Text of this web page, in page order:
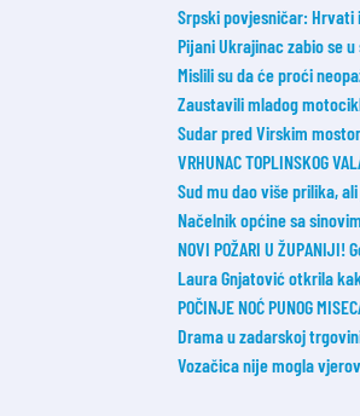
Srpski povjesničar: Hrvati
Pijani Ukrajinac zabio se
Mislili su da će proći
Zaustavili mladog
Sudar pred Virskim
VRHUNAC TOPLINSKOG
Sud mu dao više prilika,
Načelnik općine sa
NOVI POŽARI U
Laura Gnjatović otkrila
POČINJE NOĆ PUNOG
Drama u zadarskoj
Vozačica nije mogla